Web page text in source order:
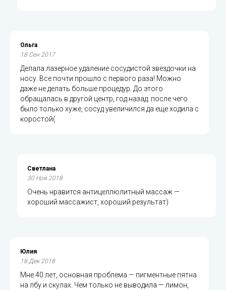
Ольга
18 Сен 2017
Делала лазерное удаление сосудистой звездочки на
носу. Все почти прошло с первого раза! Можно
даже не делать больше процедур. До этого
обращалась в другой центр, год назад. после чего
было только хуже, сосуд увеличился да еще ходила с
коростой(
Светлана
30 Ноя 2018
Очень нравится антицеллюлитный массаж —
хороший массажист, хороший результат)
Юлия
18 Дек 2018
Мне 40 лет, основная проблема — пигментные пятна
на лбу и скулах. Чем только не выводила — лимон,